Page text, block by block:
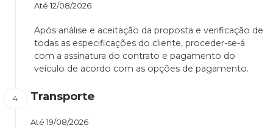
Até 12/08/2026
Após análise e aceitação da proposta e verificação de
todas as especificações do cliente, proceder-se-á
com a assinatura do contrato e pagamento do
veículo de acordo com as opções de pagamento.
Transporte
Até 19/08/2026